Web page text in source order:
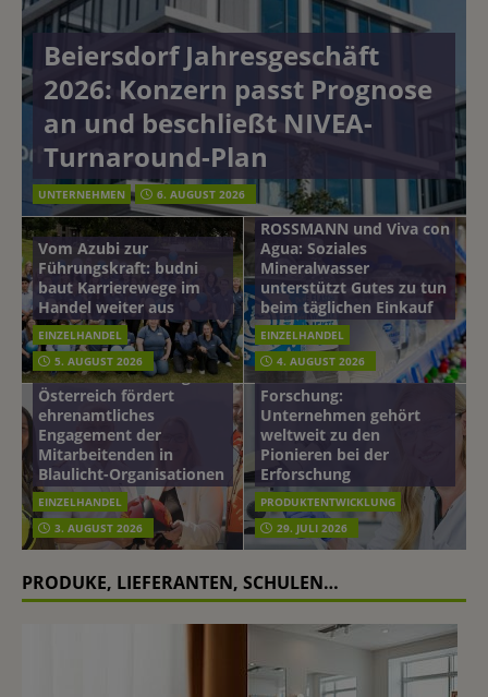
Beiersdorf Jahresgeschäft
2026: Konzern passt Prognose
an und beschließt NIVEA-
Turnaround-Plan
UNTERNEHMEN 6. AUGUST 2026
Vom Azubi zur
Führungskraft: budni
baut Karrierewege im
Handel weiter aus
EINZELHANDEL
5. AUGUST 2026
ROSSMANN und Viva con
Agua: Soziales
Mineralwasser
unterstützt Gutes zu tun
beim täglichen Einkauf
EINZELHANDEL
4. AUGUST 2026
mehr vom leben tag: dm
Österreich fördert
ehrenamtliches
Engagement der
Mitarbeitenden in
Blaulicht-Organisationen
EINZELHANDEL
3. AUGUST 2026
Beiersdorf
Hautmikrobiom-
Forschung:
Unternehmen gehört
weltweit zu den
Pionieren bei der
Erforschung
PRODUKTENTWICKLUNG
29. JULI 2026
PRODUKE, LIEFERANTEN, SCHULEN…